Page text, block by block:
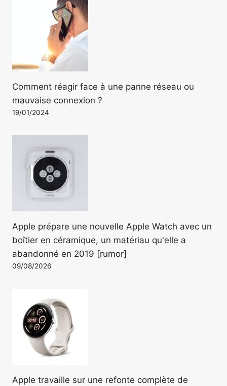
Comment réagir face à une panne réseau ou
mauvaise connexion ?
19/01/2024
Apple prépare une nouvelle Apple Watch avec un
boîtier en céramique, un matériau qu'elle a
abandonné en 2019 [rumor]
09/08/2026
Apple travaille sur une refonte complète de